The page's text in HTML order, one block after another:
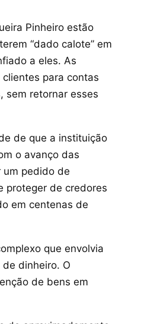
Pinheiro estão
“dado calote” em
a eles. As
para contas
sem retornar esses
de que a instituição
o avanço das
um pedido de
proteger de credores
em centenas de
que envolvia
dinheiro. O
de bens em